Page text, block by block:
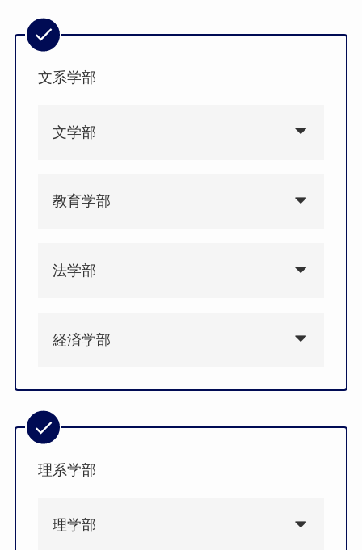
文系学部
文学部
教育学部
法学部
経済学部
理系学部
理学部